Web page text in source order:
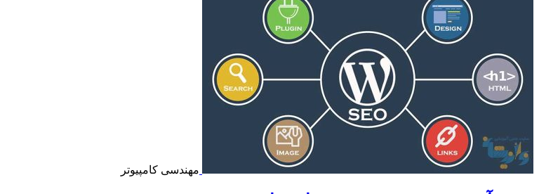
مهندسی کامپیوتر